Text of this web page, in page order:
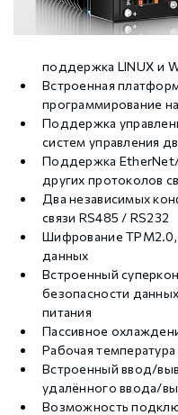
поддержка LINUX и
Встроенная
программирование на
Поддержка
систем управления
Поддержка EtherNet/
других протоколов
Два независимых
связи RS485 / RS232
Шифрование
данных
Встроенный
безопасности
питания
Пассивное
Рабочая
Встроенный ввод/
удалённого ввода/
Возможность